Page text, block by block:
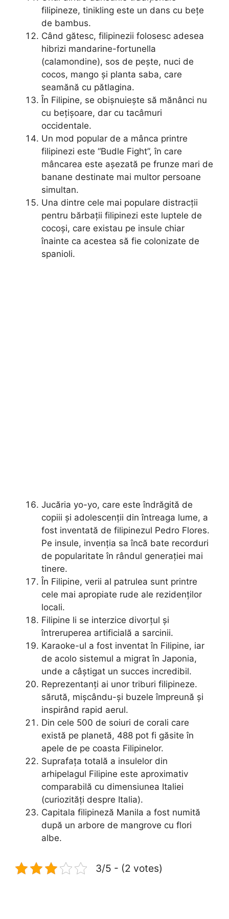
filipineze, tinikling este un dans cu bețe
de bambus.
Când gătesc, filipinezii folosesc adesea
hibrizi mandarine-fortunella
(calamondine), sos de pește, nuci de
cocos, mango și planta saba, care
seamănă cu pătlagina.
În Filipine, se obișnuiește să mănânci nu
cu bețișoare, dar cu tacâmuri
occidentale.
Un mod popular de a mânca printre
filipinezi este “Budle Fight”, în care
mâncarea este așezată pe frunze mari de
banane destinate mai multor persoane
simultan.
Una dintre cele mai populare distracții
pentru bărbații filipinezi este luptele de
cocoși, care existau pe insule chiar
înainte ca acestea să fie colonizate de
spanioli.
Jucăria yo-yo, care este îndrăgită de
copiii și adolescenții din întreaga lume, a
fost inventată de filipinezul Pedro Flores.
Pe insule, invenția sa încă bate recorduri
de popularitate în rândul generației mai
tinere.
În Filipine, verii al patrulea sunt printre
cele mai apropiate rude ale rezidenților
locali.
Filipine li se interzice divorțul și
întreruperea artificială a sarcinii.
Karaoke-ul a fost inventat în Filipine, iar
de acolo sistemul a migrat în Japonia,
unde a câștigat un succes incredibil.
Reprezentanți ai unor triburi filipineze.
sărută, mișcându-și buzele împreună și
inspirând rapid aerul.
Din cele 500 de soiuri de corali care
există pe planetă, 488 pot fi găsite în
apele de pe coasta Filipinelor.
Suprafața totală a insulelor din
arhipelagul Filipine este aproximativ
comparabilă cu dimensiunea Italiei
(curiozități despre Italia).
Capitala filipineză Manila a fost numită
după un arbore de mangrove cu flori
albe.
3/5 - (2 votes)